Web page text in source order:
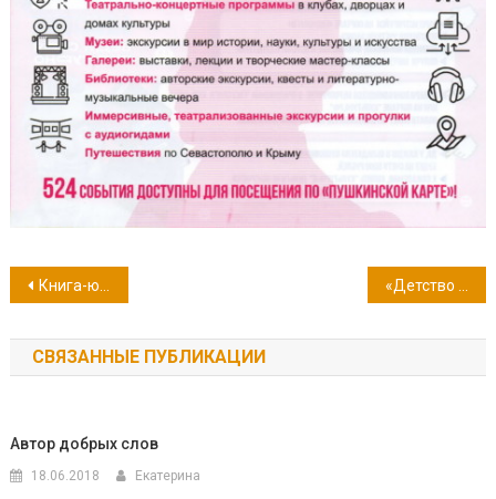
Навигация
по
записям
Книга-юбиляр 2023 года: 145 лет роману «Пятнадцатилетний капитан» Жюля Верна
СВЯЗАННЫЕ ПУБЛИКАЦИИ
Автор добрых слов
18.06.2018 Екатерина